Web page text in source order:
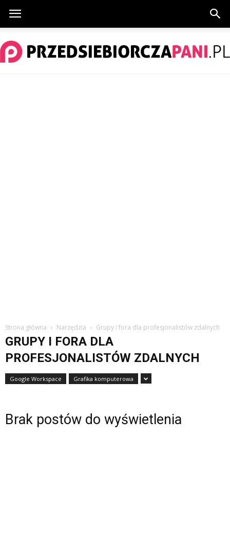
Strona główna Narzędzia Grupy i fora dla profesjonalistów zdalnych
GRUPY I FORA DLA
PROFESJONALISTÓW ZDALNYCH
Google Workspace Grafika komputerowa
Brak postów do wyświetlenia